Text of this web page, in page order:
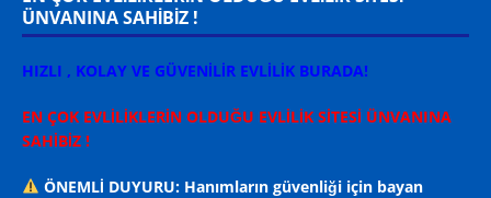
ÜNVANINA SAHİBİZ !
HIZLI , KOLAY VE GÜVENİLİR EVLİLİK BURADA!
EN ÇOK EVLİLİKLERİN OLDUĞU EVLİLİK SİTESİ ÜNVANINA
SAHİBİZ !
ÖNEMLİ DUYURU: Hanımların güvenliği için bayan